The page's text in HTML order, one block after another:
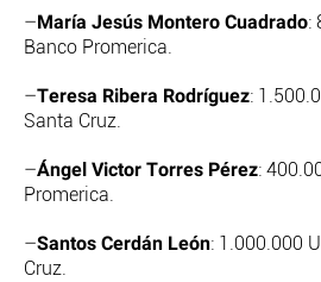
–María Jesús Montero Cuadrado:
Banco Promerica.
–Teresa Ribera Rodríguez:
Santa Cruz.
–Ángel Victor Torres Pérez:
Promerica.
–Santos Cerdán León: 1.000.000
Cruz.